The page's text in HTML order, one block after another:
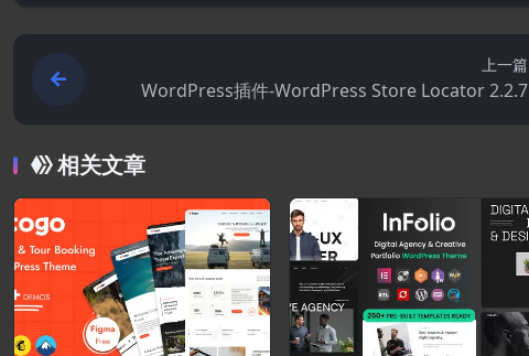
上一篇
WordPress插件-WordPress Store Locator 2.2.7
相关文章